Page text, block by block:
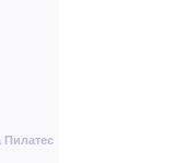
Пилатес